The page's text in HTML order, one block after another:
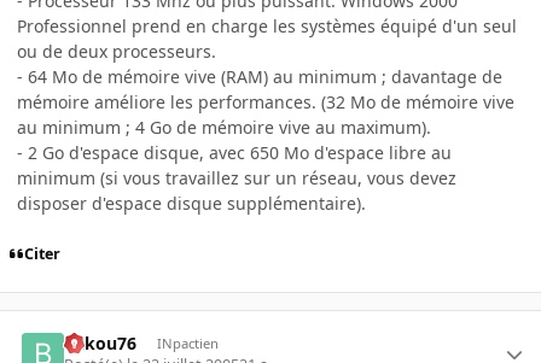
Professionnel prend en charge les systèmes équipé d'un seul
ou de deux processeurs.
- 64 Mo de mémoire vive (RAM) au minimum ; davantage de
mémoire améliore les performances. (32 Mo de mémoire vive
au minimum ; 4 Go de mémoire vive au maximum).
- 2 Go d'espace disque, avec 650 Mo d'espace libre au
minimum (si vous travaillez sur un réseau, vous devez
disposer d'espace disque supplémentaire).
Citer
bakou76 INpactien